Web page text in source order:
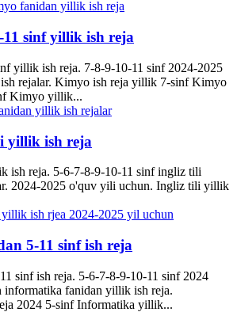
sinf yillik ish reja
yillik ish reja. 7-8-9-10-11 sinf 2024-2025
rejalar. Kimyo ish reja yillik 7-sinf Kimyo
Kimyo yillik...
yillik ish reja
ish reja. 5-6-7-8-9-10-11 sinf ingliz tili
2024-2025 o'quv yili uchun. Ingliz tili yillik
5-11 sinf ish reja
sinf ish reja. 5-6-7-8-9-10-11 sinf 2024
fanidan yillik ish reja.
2024 5-sinf Informatika yillik...